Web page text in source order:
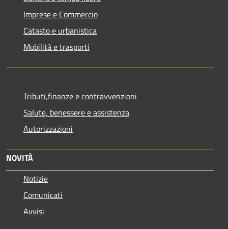
Imprese e Commercio
Catasto e urbanistica
Mobilità e trasporti
Tributi,finanze e contravvenzioni
Salute, benessere e assistenza
Autorizzazioni
NOVITÀ
Notizie
Comunicati
Avvisi